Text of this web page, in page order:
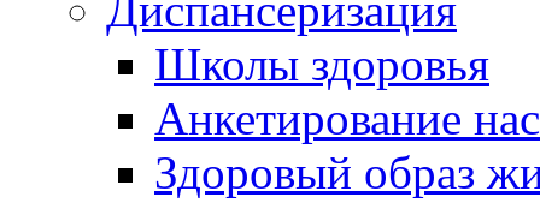
Диспансеризация
Школы здоровья
Анкетирование
Здоровый образ